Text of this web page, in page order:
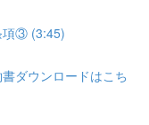
項③ (3:45)
ダウンロードはこち